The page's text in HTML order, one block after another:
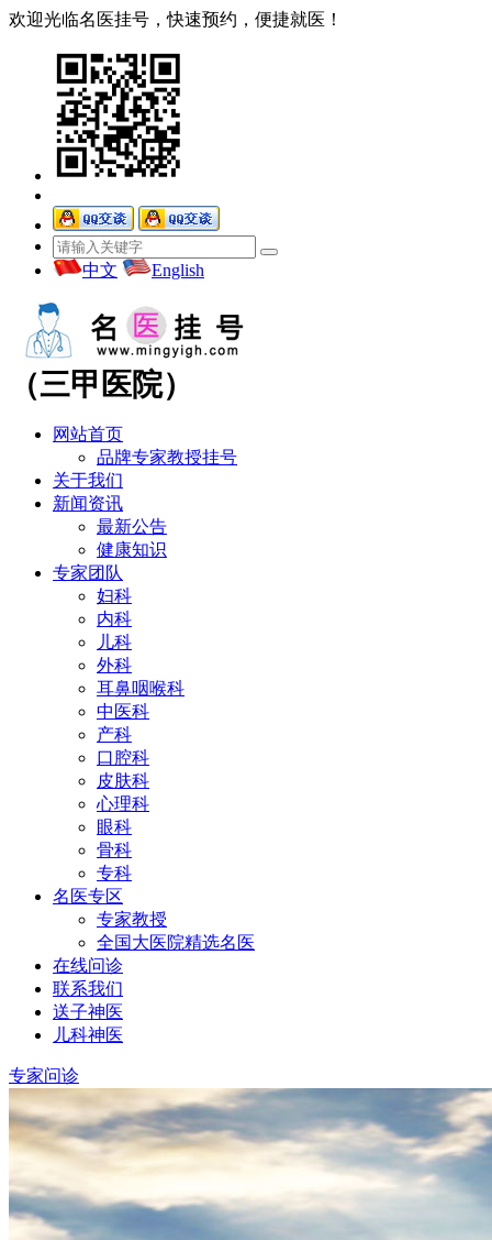
欢迎光临名医挂号，快速预约，便捷就医！
中文 English
（三甲医院）
网站首页
品牌专家教授挂号
关于我们
新闻资讯
最新公告
健康知识
专家团队
妇科
内科
儿科
外科
耳鼻咽喉科
中医科
产科
口腔科
皮肤科
心理科
眼科
骨科
专科
名医专区
专家教授
全国大医院精选名医
在线问诊
联系我们
送子神医
儿科神医
专家问诊